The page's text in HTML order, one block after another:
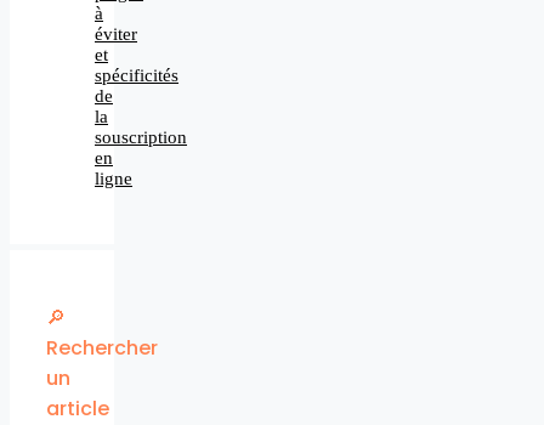
à
éviter
et
spécificités
de
la
souscription
en
ligne
🔎
Rechercher
un
article